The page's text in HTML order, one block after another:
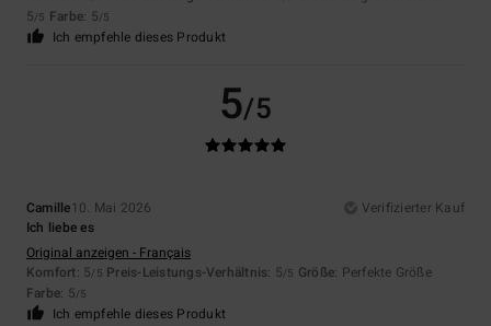
5/5 Farbe: 5/5
Ich empfehle dieses Produkt
5/5
Camille10. Mai 2026
Verifizierter Kauf
Ich liebe es
Original anzeigen - Français
Komfort: 5/5 Preis-Leistungs-Verhältnis: 5/5 Größe: Perfekte Größe
Farbe: 5/5
Ich empfehle dieses Produkt